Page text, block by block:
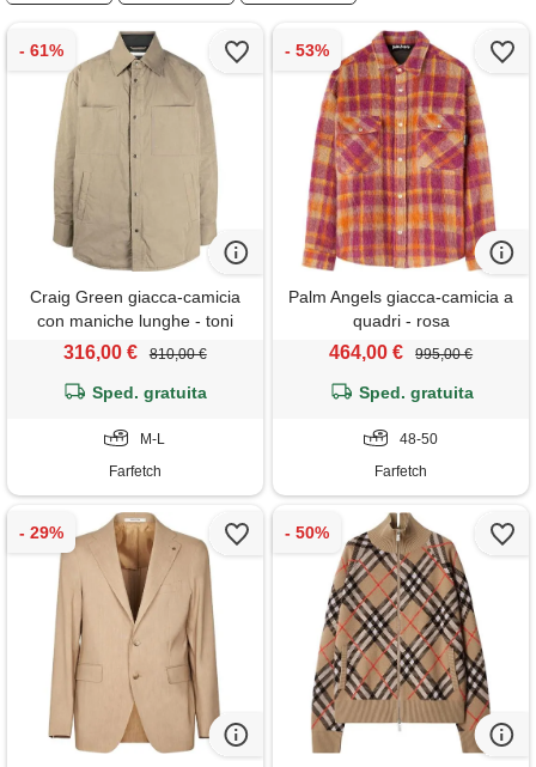
Craig Green giacca-camicia
con maniche lunghe - toni
neutri
316,00 € 810,00 €
Sped. gratuita
M-L
Farfetch
Palm Angels giacca-camicia a
quadri - rosa
464,00 € 995,00 €
Sped. gratuita
48-50
Farfetch